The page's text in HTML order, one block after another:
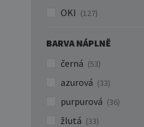
OKI (127)
BARVA NÁPLNĚ
černá (53)
azurová (33)
purpurová (36)
žlutá (33)